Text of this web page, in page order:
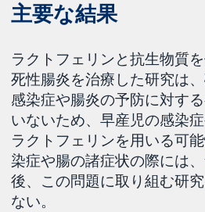
主要な結果
ラクトフェリンと抗生物質
死性腸炎を治療した研究は
感染症や腸炎の予防に対す
いないため、早産児の感染
ラクトフェリンを用いる可
染症や腸の諸症状の際には
後、この問題に取り組む研
ない。